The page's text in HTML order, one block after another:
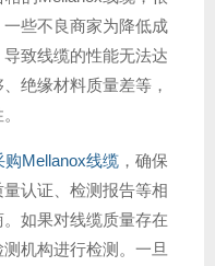
些不良商家为降低成
致线缆的性能无法达
绝缘材料质量差等，
购Mellanox线缆 ，确保
认证、检测报告等相
如果对线缆质量存在
机构进行检测。一旦